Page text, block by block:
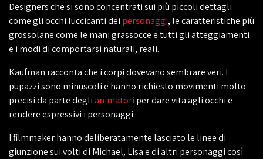
Designers che si sono concentrati sui più piccoli dettagli
come gli occhi luccicanti dei personaggi, le caratteristiche più
grossolane come le mani grassocce e tutti gli atteggiamenti
e i modi di comportarsi naturali, reali.
Kaufman racconta che i corpi dovevano sembrare veri. I
pupazzi sono minuscoli e hanno richiesto movimenti molto
precisi da parte deglianimatori per dare vita agli occhi e
rendere espressivi i personaggi.
I filmmaker hanno deliberatamente lasciato le linee di
giunzione sui volti di Michael, Lisa e di altri personaggi così